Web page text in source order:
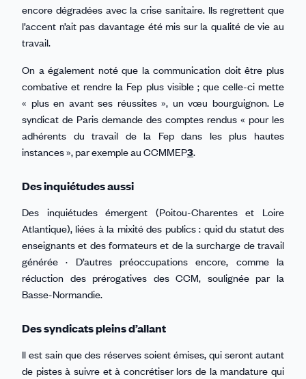
encore dégradées avec la crise sanitaire. Ils regrettent que
l’accent n’ait pas davantage été mis sur la qualité de vie au
travail.
On a également noté que la communication doit être plus
combative et rendre la Fep plus visible ; que celle-ci mette
« plus en avant ses réussites », un vœu bourguignon. Le
syndicat de Paris demande des comptes rendus « pour les
adhérents du travail de la Fep dans les plus hautes
instances », par exemple au CCMMEP3.
Des inquiétudes aussi
Des inquiétudes émergent (Poitou-Charentes et Loire
Atlantique), liées à la mixité des publics : quid du statut des
enseignants et des formateurs et de la surcharge de travail
générée · D’autres préoccupations encore, comme la
réduction des prérogatives des CCM, soulignée par la
Basse-Normandie.
Des syndicats pleins d’allant
Il est sain que des réserves soient émises, qui seront autant
de pistes à suivre et à concrétiser lors de la mandature qui